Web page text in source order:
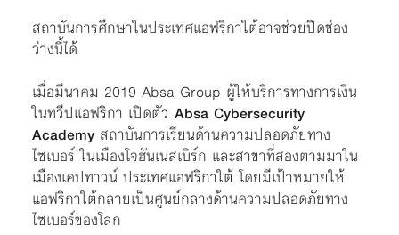
สถาบันการศึกษาในประเทศแอฟริกาใต้อาจช่วยปิดช่อง
ว่างนี้ได้
เมื่อมีนาคม 2019 Absa Group ผู้ให้บริการทางการเงิน
ในทวีปแอฟริกา เปิดตัว Absa Cybersecurity
Academyสถาบันการเรียนด้านความปลอดภัยทาง
ไซเบอร์ ในเมืองโจฮันเนสเบิร์ก และสาขาที่สองตามมาใน
เมืองเคปทาวน์ ประเทศแอฟริกาใต้ โดยมีเป้าหมายให้
แอฟริกาใต้กลายเป็นศูนย์กลางด้านความปลอดภัยทาง
ไซเบอร์ของโลก